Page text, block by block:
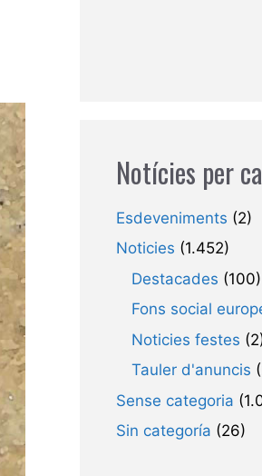
Notícies per
Esdeveniments (2)
Noticies (1.452)
Destacades (100)
Fons social
Noticies festes
Tauler d'anuncis
Sense categoria
Sin categoría (26)